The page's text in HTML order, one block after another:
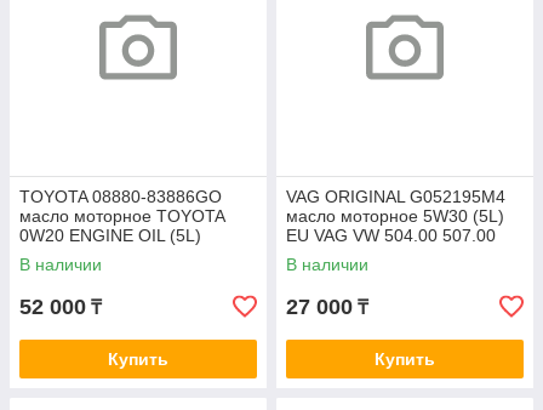
TOYOTA 08880-83886GO
масло моторное TOYOTA
0W20 ENGINE OIL (5L)
синтетика Toyota API SN Plus
В наличии
52 000 ₸
Купить
VAG ORIGINAL G052195M4
масло моторное 5W30 (5L)
EU VAG VW 504.00 507.00
LongLife 3 SAE 5W30
В наличии
27 000 ₸
Купить